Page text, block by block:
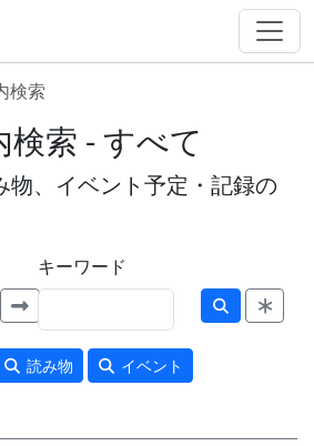
検索
索 - すべて
物、イベント予定・記録の
キーワード
読み物 イベント